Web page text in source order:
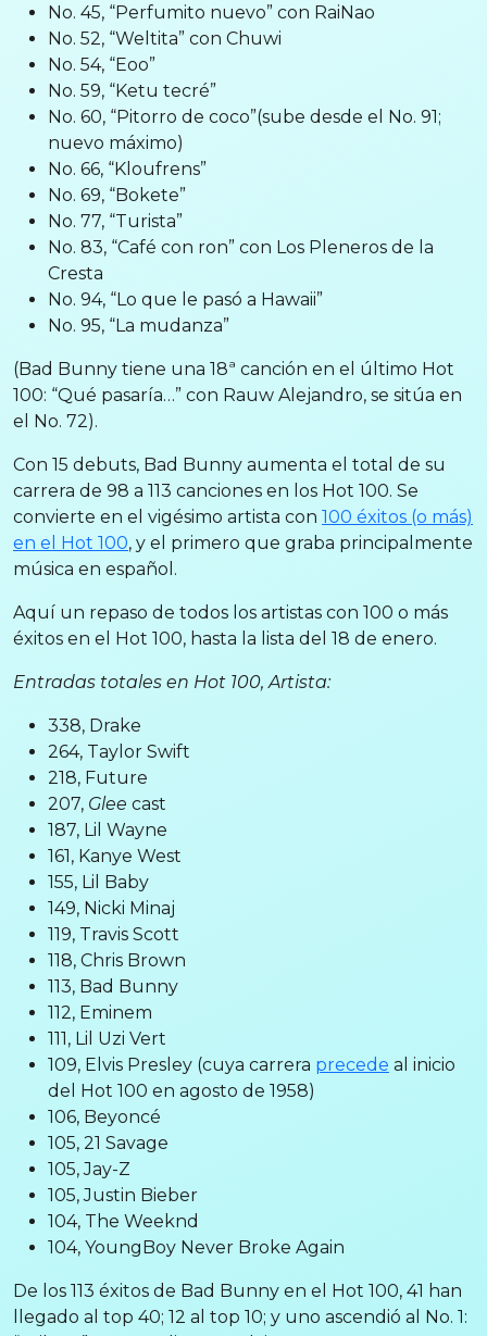
No. 45, “Perfumito nuevo” con RaiNao
No. 52, “Weltita” con Chuwi
No. 54, “Eoo”
No. 59, “Ketu tecré”
No. 60, “Pitorro de coco”(sube desde el No. 91;
nuevo máximo)
No. 66, “Kloufrens”
No. 69, “Bokete”
No. 77, “Turista”
No. 83, “Café con ron” con Los Pleneros de la
Cresta
No. 94, “Lo que le pasó a Hawaii”
No. 95, “La mudanza”
(Bad Bunny tiene una 18ª canción en el último Hot
100: “Qué pasaría…” con Rauw Alejandro, se sitúa en
el No. 72).
Con 15 debuts, Bad Bunny aumenta el total de su
carrera de 98 a 113 canciones en los Hot 100. Se
convierte en el vigésimo artista con 100 éxitos (o más)
en el Hot 100, y el primero que graba principalmente
música en español.
Aquí un repaso de todos los artistas con 100 o más
éxitos en el Hot 100, hasta la lista del 18 de enero.
Entradas totales en Hot 100, Artista:
338, Drake
264, Taylor Swift
218, Future
207, Glee cast
187, Lil Wayne
161, Kanye West
155, Lil Baby
149, Nicki Minaj
119, Travis Scott
118, Chris Brown
113, Bad Bunny
112, Eminem
111, Lil Uzi Vert
109, Elvis Presley (cuya carrera precede al inicio
del Hot 100 en agosto de 1958)
106, Beyoncé
105, 21 Savage
105, Jay-Z
105, Justin Bieber
104, The Weeknd
104, YoungBoy Never Broke Again
De los 113 éxitos de Bad Bunny en el Hot 100, 41 han
llegado al top 40; 12 al top 10; y uno ascendió al No. 1: